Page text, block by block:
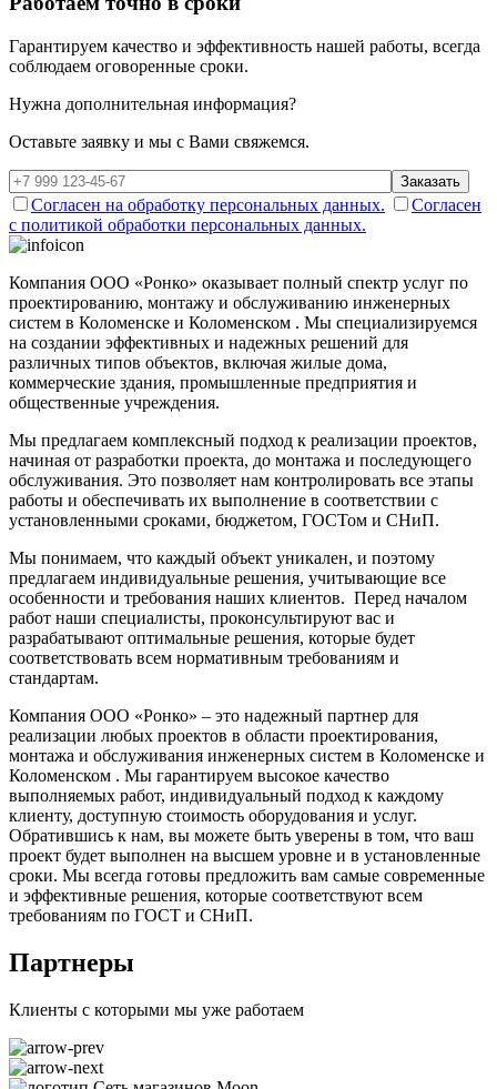
Гарантируем качество и эффективность нашей работы, всегда
соблюдаем оговоренные сроки.
Нужна дополнительная информация?
Оставьте заявку и мы с Вами свяжемся.
Заказать
Согласен на обработку персональных данных.
Согласен
с политикой обработки персональных данных.
Компания ООО «Ронко» оказывает полный спектр услуг по
проектированию, монтажу и обслуживанию инженерных
систем в Коломенске и Коломенском . Мы специализируемся
на создании эффективных и надежных решений для
различных типов объектов, включая жилые дома,
коммерческие здания, промышленные предприятия и
общественные учреждения.
Мы предлагаем комплексный подход к реализации проектов,
начиная от разработки проекта, до монтажа и последующего
обслуживания. Это позволяет нам контролировать все этапы
работы и обеспечивать их выполнение в соответствии с
установленными сроками, бюджетом, ГОСТом и СНиП.
Мы понимаем, что каждый объект уникален, и поэтому
предлагаем индивидуальные решения, учитывающие все
особенности и требования наших клиентов. Перед началом
работ наши специалисты, проконсультируют вас и
разрабатывают оптимальные решения, которые будет
соответствовать всем нормативным требованиям и
стандартам.
Компания ООО «Ронко» – это надежный партнер для
реализации любых проектов в области проектирования,
монтажа и обслуживания инженерных систем в Коломенске и
Коломенском . Мы гарантируем высокое качество
выполняемых работ, индивидуальный подход к каждому
клиенту, доступную стоимость оборудования и услуг.
Обратившись к нам, вы можете быть уверены в том, что ваш
проект будет выполнен на высшем уровне и в установленные
сроки. Мы всегда готовы предложить вам самые современные
и эффективные решения, которые соответствуют всем
требованиям по ГОСТ и СНиП.
Партнеры
Клиенты с которыми мы уже работаем